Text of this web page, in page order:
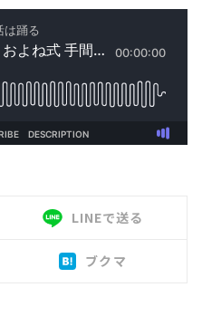
LINEで送る
ブクマ